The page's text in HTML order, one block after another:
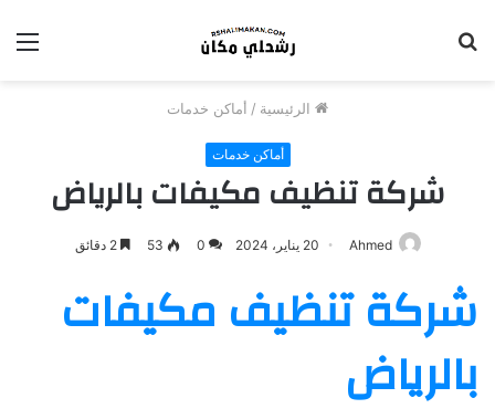
الرئيسية / أماكن خدمات
أماكن خدمات
شركة تنظيف مكيفات بالرياض
Ahmed 20 يناير، 2024 0
53 2 دقائق
شركة تنظيف مكيفات
بالرياض